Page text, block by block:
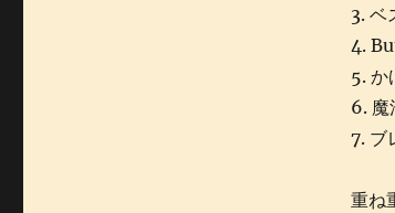
3. ベ
4.
5. か
6. 魔
7. ブ
重ね